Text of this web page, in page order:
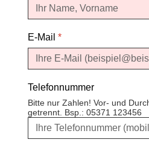
E-Mail*
Telefonnummer
Bitte nur Zahlen! Vor- und
getrennt. Bsp.: 05371 123456